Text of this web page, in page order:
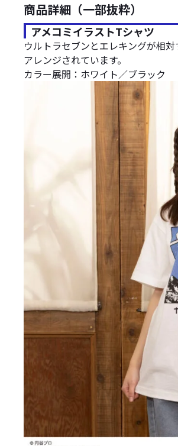
商品詳細（一部抜粋）
アメコミイラストTシャツ
ウルトラセブンとエレキングが相
アレンジされています。
カラー展開：ホワイト／ブラック